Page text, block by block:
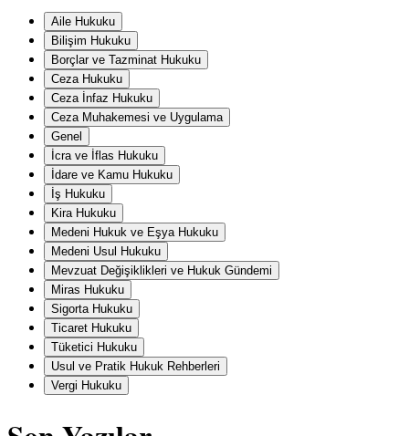
Aile Hukuku
Bilişim Hukuku
Borçlar ve Tazminat Hukuku
Ceza Hukuku
Ceza İnfaz Hukuku
Ceza Muhakemesi ve Uygulama
Genel
İcra ve İflas Hukuku
İdare ve Kamu Hukuku
İş Hukuku
Kira Hukuku
Medeni Hukuk ve Eşya Hukuku
Medeni Usul Hukuku
Mevzuat Değişiklikleri ve Hukuk Gündemi
Miras Hukuku
Sigorta Hukuku
Ticaret Hukuku
Tüketici Hukuku
Usul ve Pratik Hukuk Rehberleri
Vergi Hukuku